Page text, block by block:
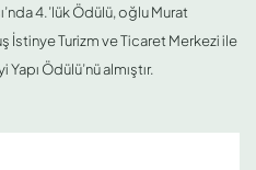
4.’lük Ödülü, oğlu Murat
İstinye Turizm ve Ticaret Merkezi ile
Ödülü’nü almıştır.